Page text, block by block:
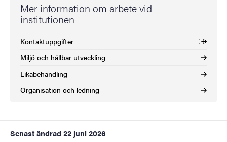
Mer information om arbete vid
institutionen
Kontaktuppgifter
(Extern länk)
Miljö och hållbar utveckling
Likabehandling
Organisation och ledning
Senast ändrad 22 juni 2026